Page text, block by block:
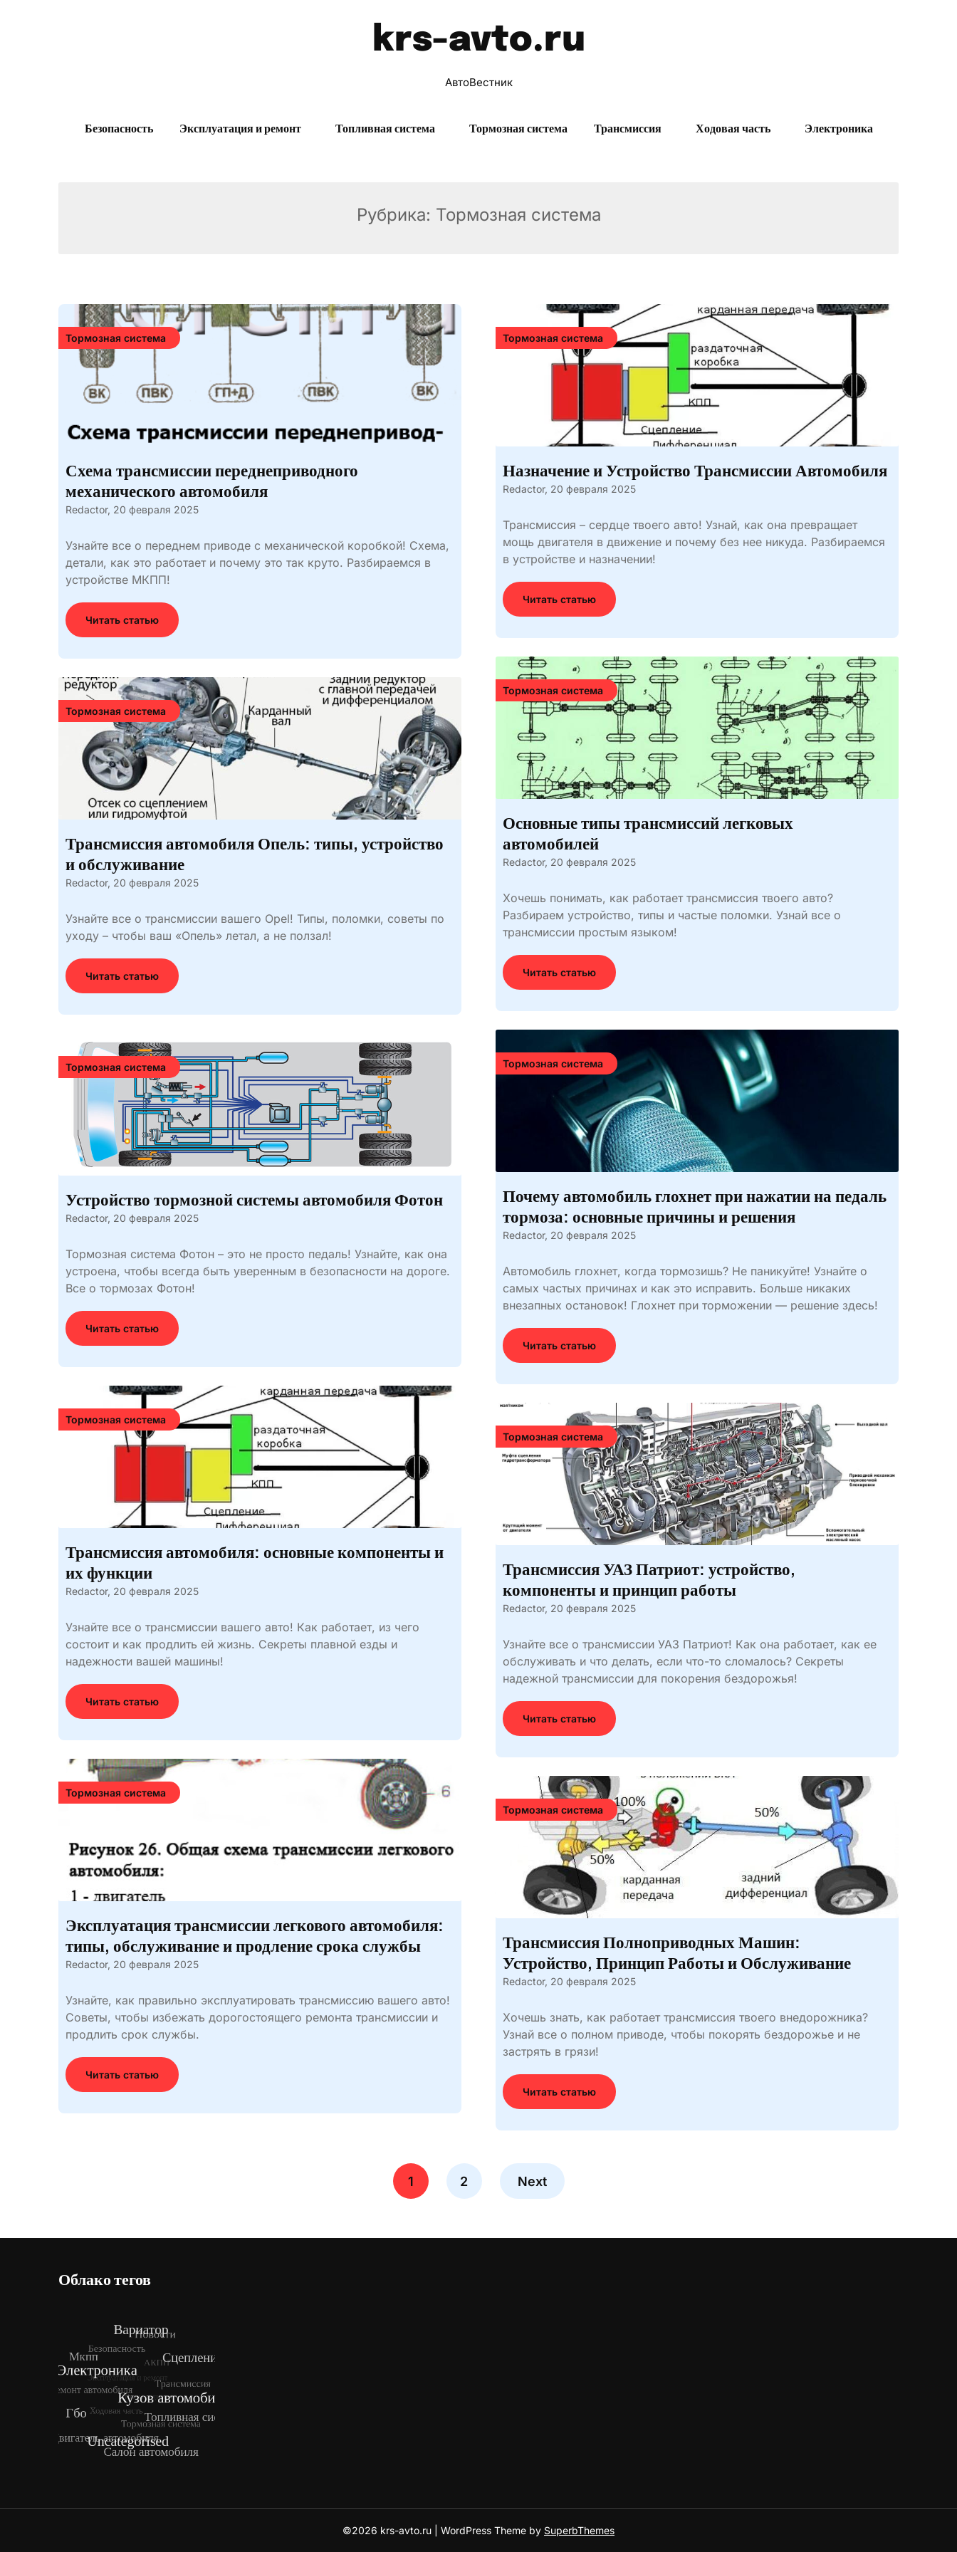
krs-avto.ru
АвтоВестник
Безопасность Эксплуатация и ремонт Топливная система Тормозная система Трансмиссия Ходовая часть Электроника
Рубрика: Тормозная система
Тормозная система
Схема трансмиссии переднеприводного
механического автомобиля
Redactor, 20 февраля 2025
Узнайте все о переднем приводе с механической коробкой! Схема,
детали, как это работает и почему это так круто. Разбираемся в
устройстве МКПП!
Читать статью
Тормозная система
Трансмиссия автомобиля Опель: типы, устройство
и обслуживание
Redactor, 20 февраля 2025
Узнайте все о трансмиссии вашего Opel! Типы, поломки, советы по
уходу – чтобы ваш «Опель» летал, а не ползал!
Читать статью
Тормозная система
Устройство тормозной системы автомобиля Фотон
Redactor, 20 февраля 2025
Тормозная система Фотон – это не просто педаль! Узнайте, как она
устроена, чтобы всегда быть уверенным в безопасности на дороге.
Все о тормозах Фотон!
Читать статью
Тормозная система
Трансмиссия автомобиля: основные компоненты и
их функции
Redactor, 20 февраля 2025
Узнайте все о трансмиссии вашего авто! Как работает, из чего
состоит и как продлить ей жизнь. Секреты плавной езды и
надежности вашей машины!
Читать статью
Тормозная система
Эксплуатация трансмиссии легкового автомобиля:
типы, обслуживание и продление срока службы
Redactor, 20 февраля 2025
Узнайте, как правильно эксплуатировать трансмиссию вашего авто!
Советы, чтобы избежать дорогостоящего ремонта трансмиссии и
продлить срок службы.
Читать статью
Тормозная система
Назначение и Устройство Трансмиссии Автомобиля
Redactor, 20 февраля 2025
Трансмиссия – сердце твоего авто! Узнай, как она превращает
мощь двигателя в движение и почему без нее никуда. Разбираемся
в устройстве и назначении!
Читать статью
Тормозная система
Основные типы трансмиссий легковых
автомобилей
Redactor, 20 февраля 2025
Хочешь понимать, как работает трансмиссия твоего авто?
Разбираем устройство, типы и частые поломки. Узнай все о
трансмиссии простым языком!
Читать статью
Тормозная система
Почему автомобиль глохнет при нажатии на педаль
тормоза: основные причины и решения
Redactor, 20 февраля 2025
Автомобиль глохнет, когда тормозишь? Не паникуйте! Узнайте о
самых частых причинах и как это исправить. Больше никаких
внезапных остановок! Глохнет при торможении — решение здесь!
Читать статью
Тормозная система
Трансмиссия УАЗ Патриот: устройство,
компоненты и принцип работы
Redactor, 20 февраля 2025
Узнайте все о трансмиссии УАЗ Патриот! Как она работает, как ее
обслуживать и что делать, если что-то сломалось? Секреты
надежной трансмиссии для покорения бездорожья!
Читать статью
Тормозная система
Трансмиссия Полноприводных Машин:
Устройство, Принцип Работы и Обслуживание
Redactor, 20 февраля 2025
Хочешь знать, как работает трансмиссия твоего внедорожника?
Узнай все о полном приводе, чтобы покорять бездорожье и не
застрять в грязи!
Читать статью
1 2 Next
Облако тегов
©2026 krs-avto.ru | WordPress Theme by SuperbThemes